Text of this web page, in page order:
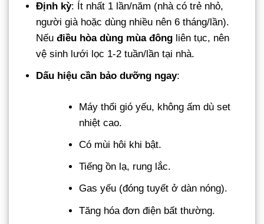
Định kỳ: Ít nhất 1 lần/năm (nhà có trẻ nhỏ,
người già hoặc dùng nhiều nên 6 tháng/lần).
Nếuđiều hòa dùng mùa đông liên tục, nên
vệ sinh lưới lọc 1-2 tuần/lần tại nhà.
Dấu hiệu cần bảo dưỡng ngay:
Máy thổi gió yếu, không ấm dù set
nhiệt cao.
Có mùi hôi khi bật.
Tiếng ồn lạ, rung lắc.
Gas yếu (đóng tuyết ở dàn nóng).
Tăng hóa đơn điện bất thường.